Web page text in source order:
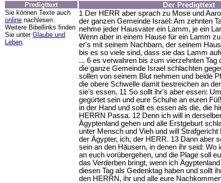
Predigttext
Sie können Texte auch
online nachlesen.
Weitere Bibellinks finden
Sie unter Glaube und
Leben
Der Predigttext
1 Der HERR aber sprach zu Mose und
der ganzen Gemeinde Israel: Am zehnten
nehme jeder Hausvater ein Lamm, je ein
Wenn aber in einem Hause für ein Lamm
er's mit seinem Nachbarn, der seinem
bis es so viele sind, dass sie das Lamm
... 6 es verwahren bis zum vierzehnten Tag
die ganze Gemeinde Israel schlachten
sollen von seinem Blut nehmen und beide
die obere Schwelle damit bestreichen an
sie's essen. 11 So sollt ihr's aber essen:
gegürtet sein und eure Schuhe an euren
in der Hand und sollt es essen als die, die
HERRN Passa. 12 Denn ich will in
Ägyptenland gehen und alle Erstgeburt
unter Mensch und Vieh und will Strafgericht
der Ägypter, ich, der HERR. 13 Dann aber
sein an den Häusern, in denen ihr seid: Wo
an euch vorübergehen, und die Plage soll
das Verderben bringt, wenn ich
diesen Tag als Gedenktag haben und sollt
den HERRN, ihr und alle eure